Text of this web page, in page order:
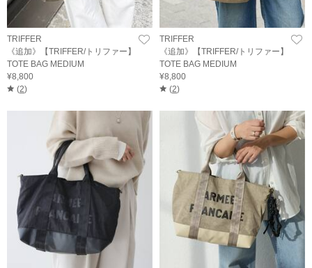
TRIFFER
《追加》【TRIFFER/トリファー】
TOTE BAG MEDIUM
¥8,800
(2)
TRIFFER
《追加》【TRIFFER/トリファー】
TOTE BAG MEDIUM
¥8,800
(2)